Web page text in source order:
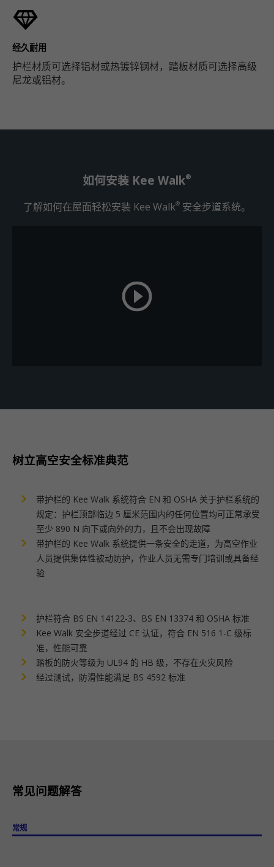
经久耐用
护栏材质可选择铝材或热镀锌钢材，踏板材质可选择高级
尼龙或铝材。
如何安装 Kee Walk®
了解如何在屋面轻松安装 Kee Walk® 安全步道系统。
树立高空安全标准典范
带护栏的 Kee Walk 系统符合 EN 和 OSHA 关于护栏系统的
规定：护栏顶部临边 5 厘米范围内的任何位置均可正常承受
至少 890 N 向下或向外的力，且不会出现故障
带护栏的 Kee Walk 系统提供一条安全的走道，为高空作业
人员提供集体性被动防护，作业人员无需专门培训或具备经
验
护栏符合 BS EN 14122-3、BS EN 13374 和 OSHA 标准
Kee Walk 安全步道经过 CE 认证，符合 EN 516 1-C 级标
准，性能可靠
踏板的防火等级为 UL94 的 HB 级，不存在火灾风险
经过测试，防滑性能满足 BS 4592 标准
常见问题解答
常规